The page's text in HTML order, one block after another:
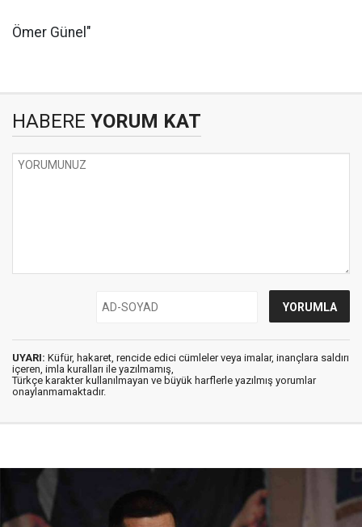
Ömer Günel"
HABERE YORUM KAT
UYARI: Küfür, hakaret, rencide edici cümleler veya imalar, inançlara saldırı
içeren, imla kuralları ile yazılmamış,
Türkçe karakter kullanılmayan ve büyük harflerle yazılmış yorumlar
onaylanmamaktadır.